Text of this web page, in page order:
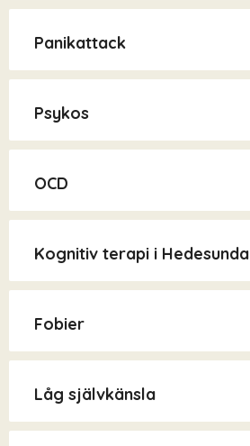
Panikattack
Psykos
OCD
Kognitiv terapi i Hedesunda
Fobier
Låg självkänsla